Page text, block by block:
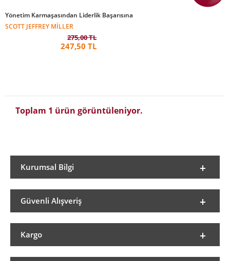
Yönetim Karmaşasından Liderlik Başarısına
SCOTT JEFFREY MILLER
275,00 TL
247,50 TL
Toplam 1 ürün görüntüleniyor.
Kurumsal Bilgi
Güvenli Alışveriş
Kargo